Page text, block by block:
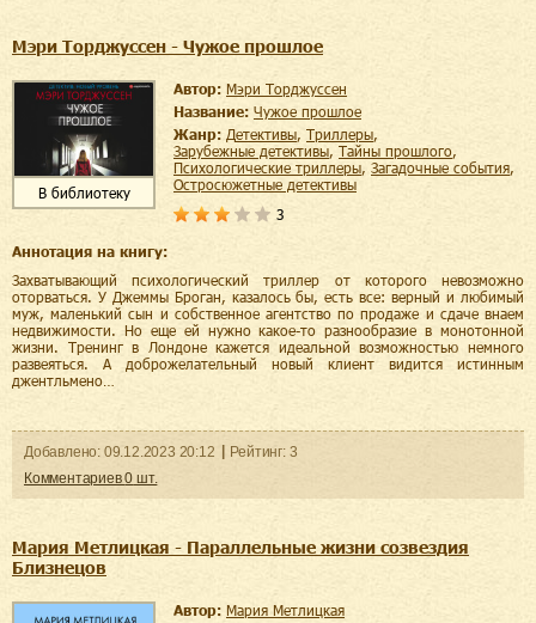
Мэри Торджуссен - Чужое прошлое
В библиотеку
Автор:
Мэри Торджуссен
Название:
Чужое прошлое
Жанр:
детективы, триллеры,
зарубежные детективы, тайны прошлого,
психологические триллеры, загадочные события,
остросюжетные детективы
3
Аннотация на книгу:
Захватывающий психологический триллер от которого невозможно
оторваться. У Джеммы Броган, казалось бы, есть все: верный и любимый
муж, маленький сын и собственное агентство по продаже и сдаче внаем
недвижимости. Но еще ей нужно какое-то разнообразие в монотонной
жизни. Тренинг в Лондоне кажется идеальной возможностью немного
развеяться. А доброжелательный новый клиент видится истинным
джентльмено…
Добавленo: 09.12.2023 20:12 Рейтинг: 3
Комментариев0 шт.
Мария Метлицкая - Параллельные жизни созвездия
Близнецов
Автор:
Мария Метлицкая